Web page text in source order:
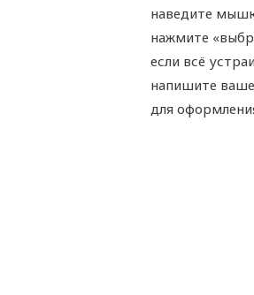
наведите
нажмите
если всё
напишите
для